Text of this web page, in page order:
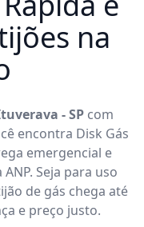
na
- SP com
encontra Disk Gás
emergencial e
Seja para uso
de gás chega até
e preço justo.